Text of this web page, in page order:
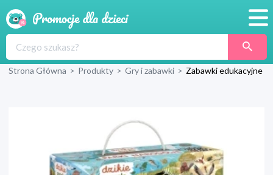
Produkty
Wyprawka
Strona Główna > Produkty > Gry i zabawki > Zabawki edukacyjne